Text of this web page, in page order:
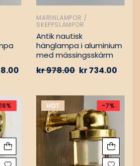
MARINLAMPOR /
SKEPPSLAMPOR
Antik nautisk
hänglampa i aluminium
med mässingsskärm
kr978.00 kr734.00
HOT -7%